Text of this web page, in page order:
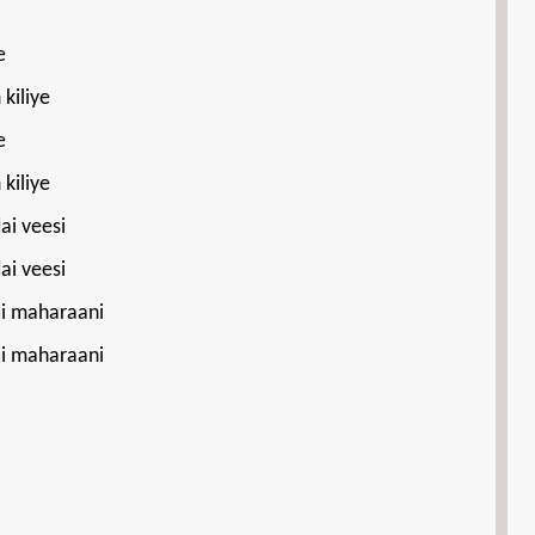
kiliye
kiliye
veesi
veesi
maharaani
maharaani